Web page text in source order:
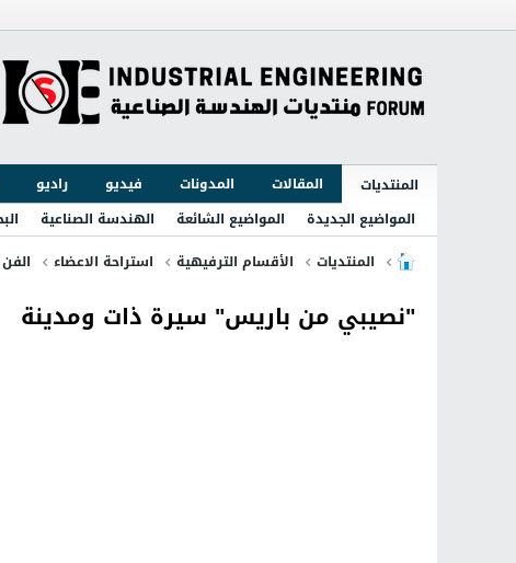
المنتديات المقالات المدونات فيديو راديو
المواضيع الجديدة
المواضيع الشائعة الهندسة الصناعية
المنتديات
الأقسام الترفيهية استراحة الاعضاء
"نصيبي من باريس" سيرة ذات ومدينة